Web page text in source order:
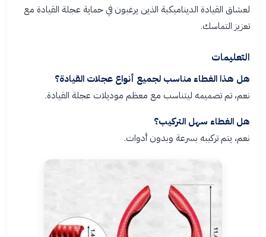
لعشاق القيادة الديناميكية الذين يرغبون في حماية عجلة القيادة مع
تعزيز التماسك.
التعليمات
هل هذا الغطاء مناسب لجميع أنواع عجلات القيادة؟
نعم، تم تصميمه ليتناسب مع معظم موديلات عجلة القيادة.
هل الغطاء سهل التركيب؟
نعم، يتم تركيبه بسرعة وبدون أدوات.